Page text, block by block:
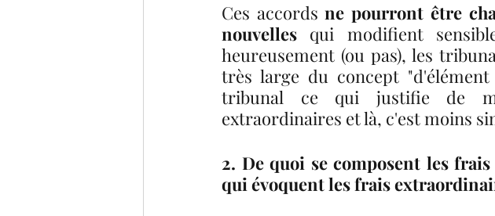
Ces accords ne pourront être
nouvelles qui modifient
heureusement (ou pas), les
très large du concept
tribunal ce qui justifie de
extraordinaires et là, c'est moins
2. De quoi se composent les
qui évoquent les frais